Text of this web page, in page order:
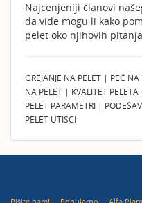
Najcenjeniji članovi
da vide mogu li kako
pelet oko njihovih
GREJANJE NA PELET | PEĆ
NA PELET | KVALITET
PELET PARAMETRI |
PELET UTISCI